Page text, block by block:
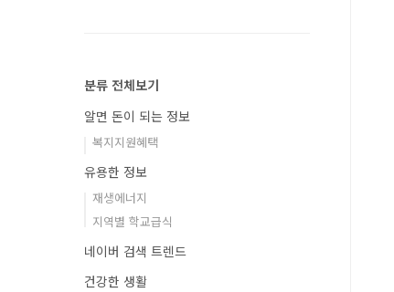
분류 전체보기
알면 돈이 되는 정보
복지지원혜택
유용한 정보
재생에너지
지역별 학교급식
네이버 검색 트렌드
건강한 생활